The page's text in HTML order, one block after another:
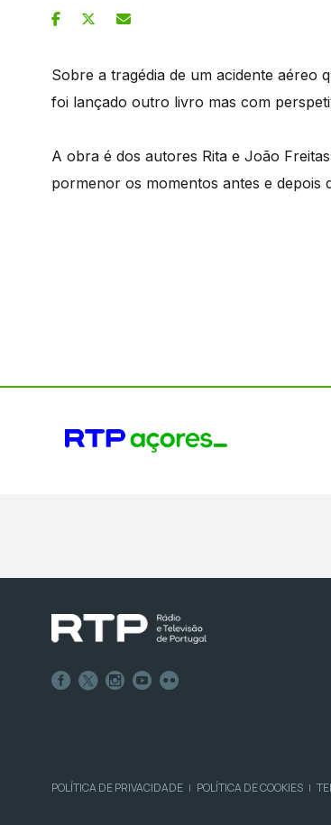
Sobre a tragédia de um acidente
foi lançado outro livro mas com
A obra é dos autores Rita e João
pormenor os momentos antes e depois
POLÍTICA DE PRIVACIDADE | POLÍTICA DE COOKIES |